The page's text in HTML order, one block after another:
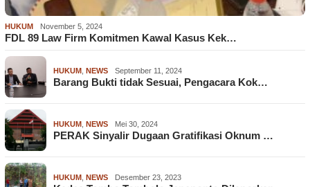
HUKUM November 5, 2024
FDL 89 Law Firm Komitmen Kawal Kasus Kek…
HUKUM NEWS September 11, 2024
Barang Bukti tidak Sesuai, Pengacara Kok…
HUKUM NEWS Mei 30, 2024
PERAK Sinyalir Dugaan Gratifikasi Oknum …
HUKUM NEWS Desember 23, 2023